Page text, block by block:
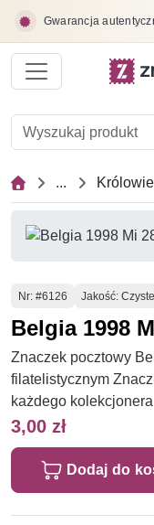
Gwarancja
...
Numer
Nr: #6126 Jakość:
Belgia 1998
Znaczek pocztowy
filatelistycznym
każdego kolekcjonera
3,00 zł
Dodaj do